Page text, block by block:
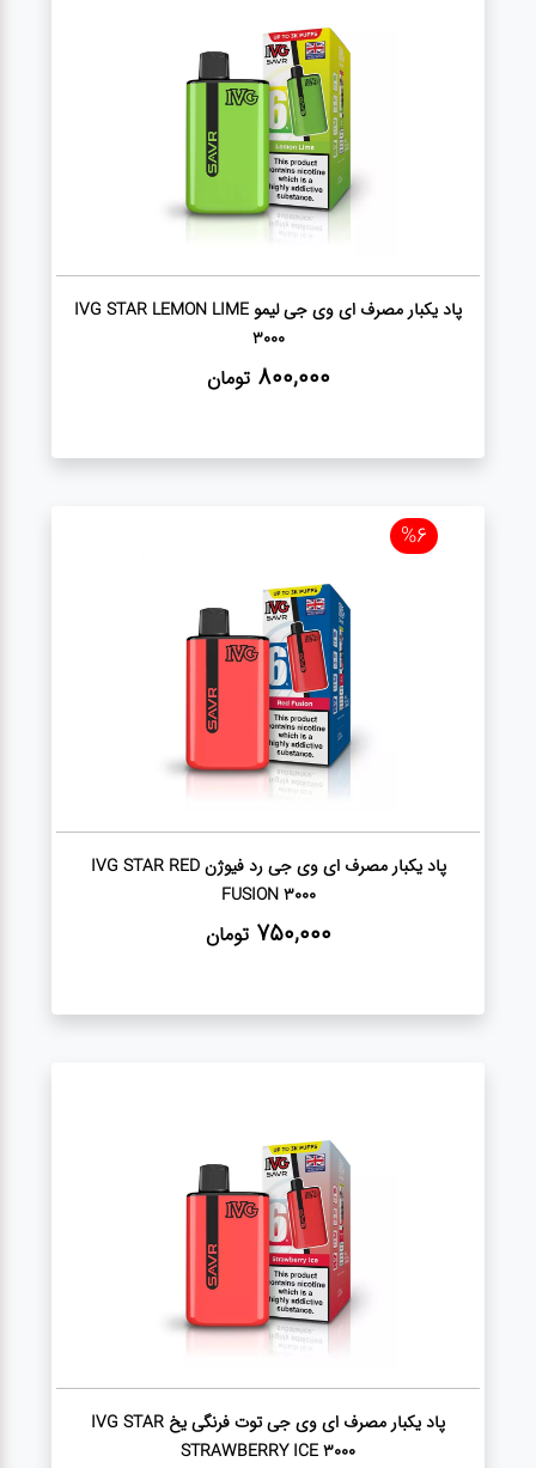
پاد یکبار مصرف ای وی جی لیمو IVG STAR LEMON LIME
3000
800,000 تومان
%6
پاد یکبار مصرف ای وی جی رد فیوژن IVG STAR RED
FUSION 3000
750,000 تومان
پاد یکبار مصرف ای وی جی توت فرنگی یخ IVG STAR
STRAWBERRY ICE 3000